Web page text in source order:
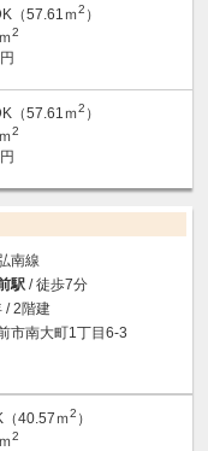
（57.61ｍ2 ）
2
（57.61ｍ2 ）
2
南線
駅 / 徒歩7分
/ 2階建
市南大町1丁目6-3
40.57ｍ2 ）
2